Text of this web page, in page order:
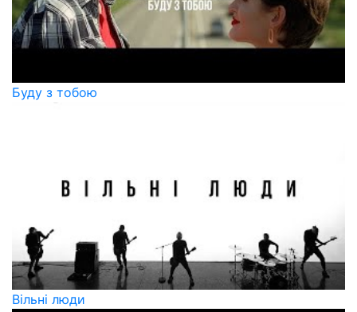
Буду з тобою
Вільні люди